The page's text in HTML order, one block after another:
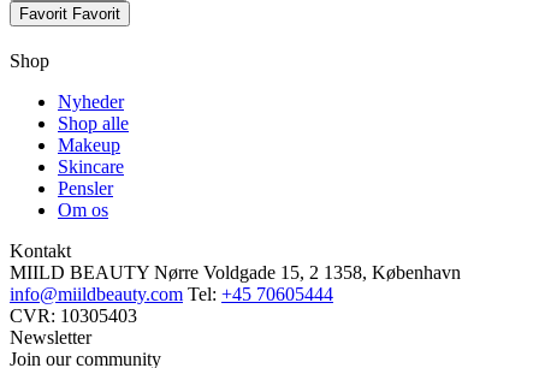
Favorit Favorit
Shop
Nyheder
Shop alle
Makeup
Skincare
Pensler
Om os
Kontakt
MIILD BEAUTY Nørre Voldgade 15, 2 1358, København
info@miildbeauty.com Tel: +45 70605444
CVR: 10305403
Newsletter
Join our community